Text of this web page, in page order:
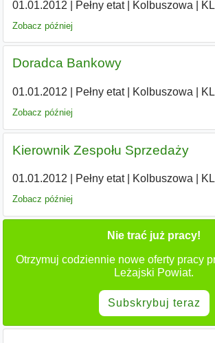
01.01.2012 Pełny etat| Kolbuszowa
Zobacz później
Doradca Bankowy
01.01.2012 Pełny etat| Kolbuszowa
Zobacz później
Kierownik Zespołu Sprzedaży
01.01.2012 Pełny etat| Kolbuszowa
Zobacz później
Nie trać już pracy!
Otrzymuj codziennie nowe oferty pracy
Leżajski Powiat.
Subskrybuj teraz